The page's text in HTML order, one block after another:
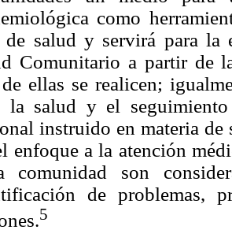
como
de salud y servirá para
Comunitario a partir de
ellas se realicen;
la salud y el
instruido en materia
enfoque a la atención
comunidad son
de problemas,
5